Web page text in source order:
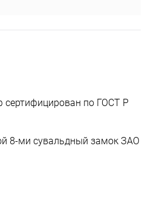
сертифицирован по ГОСТ Р
8-ми сувальдный замок ЗАО